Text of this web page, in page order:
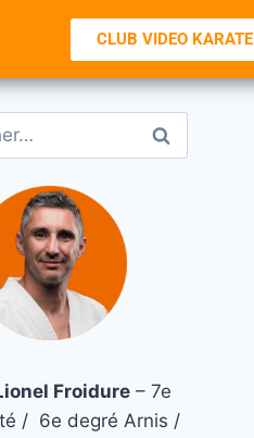
CLUB VIDEO KARATE
Froidure – 7e
/ 6e degré Arnis /